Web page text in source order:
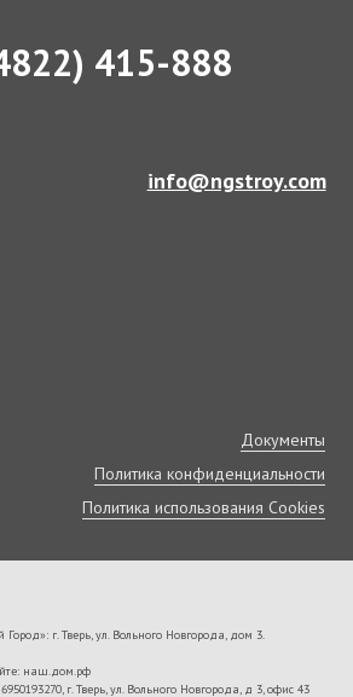
415-888
info@ngstroy.com
Документы
Политика конфиденциальности
Политика использования Cookies
г. Тверь, ул. Вольного Новгорода, дом 3.
наш.дом.рф
г. Тверь, ул. Вольного Новгорода, д 3, офис 43